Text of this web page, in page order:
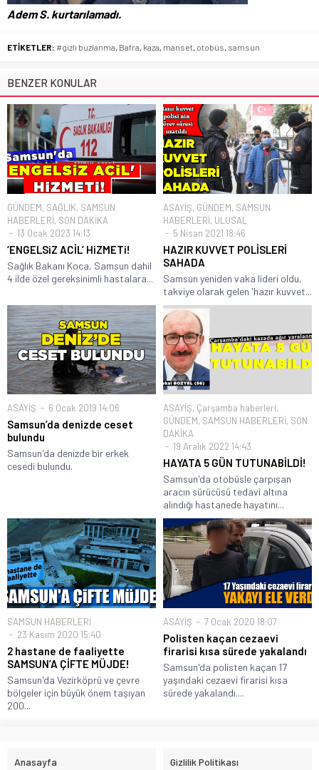
Adem S. kurtarılamadı.
ETİKETLER: #gizli buzlanma, Bafra, kaza, manset, otobüs, samsun
BENZER KONULAR
GÜNDEM, SAĞLIK, SAMSUN
HABERLERİ, SON DAKİKA
13 Ocak 2023 14:13
‘ENGELSiZ ACİL’ HiZMETi!
Sağlık Bakanı Koca, Samsun dahil
4 ilde özel gereksinimli hastalara...
ASAYİŞ, GÜNDEM, SAMSUN
HABERLERİ, ULUSAL
5 Nisan 2021 18:46
HAZIR KUVVET POLİSLERİ
SAHADA
Samsun yeniden vaka lideri oldu,
takviye olarak gelen 'hazır kuvvet...
ASAYİŞ 6 Ocak 2019 14:06
Samsun’da denizde ceset
bulundu
Samsun'da denizde bir erkek
cesedi bulundu.
ASAYİŞ, Çarşamba haberleri,
GÜNDEM, SAMSUN HABERLERİ, SON
DAKİKA
19 Aralık 2022 14:43
HAYATA 5 GÜN TUTUNABİLDİ!
Samsun'da otobüsle çarpışan
aracın sürücüsü tedavi altına
alındığı hastanede hayatını...
SAMSUN HABERLERİ
23 Kasım 2020 15:40
2 hastane de faaliyette
SAMSUN’A ÇİFTE MÜJDE!
Samsun'da Vezirköprü ve çevre
bölgeler için büyük önem taşıyan
200...
ASAYİŞ 7 Ocak 2020 18:07
Polisten kaçan cezaevi
firarisi kısa sürede yakalandı
Samsun'da polisten kaçan 17
yaşındaki cezaevi firarisi kısa
sürede yakalandı....
Anasayfa Gizlilik Politikası